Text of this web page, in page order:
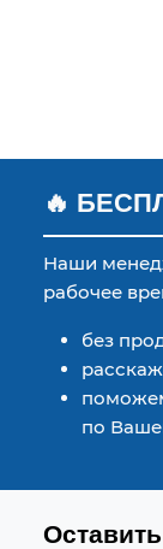
🔥
Наши
рабочее
без
по